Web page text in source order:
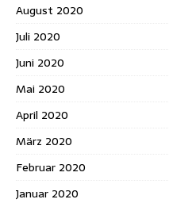
August 2020
Juli 2020
Juni 2020
Mai 2020
April 2020
März 2020
Februar 2020
Januar 2020